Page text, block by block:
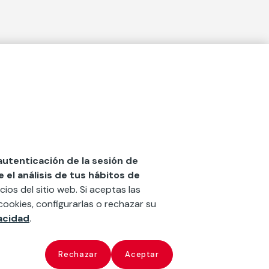
Centro de Documentación
Red Ibérica Fundación Mapfre
de la sesión de
análisis de tus hábitos de
del sitio web. Si aceptas las
configurarlas o rechazar su
.
Rechazar Aceptar